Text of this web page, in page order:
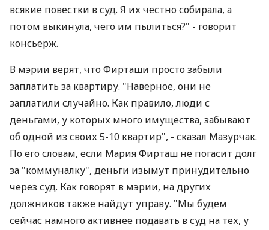
всякие повестки в суд. Я их честно собирала, а
потом выкинула, чего им пылиться?" - говорит
консьерж.
В мэрии верят, что Фирташи просто забыли
заплатить за квартиру. "Наверное, они не
заплатили случайно. Как правило, люди с
деньгами, у которых много имущества, забывают
об одной из своих 5-10 квартир", - сказал Мазурчак.
По его словам, если Мария Фирташ не погасит долг
за "коммуналку", деньги изымут принудительно
через суд. Как говорят в мэрии, на других
должников также найдут управу. "Мы будем
сейчас намного активнее подавать в суд на тех, у